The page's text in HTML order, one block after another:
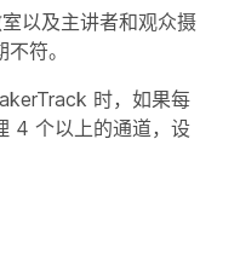
以及主讲者和观众摄
符。
时，如果每
4 个以上的通道，设